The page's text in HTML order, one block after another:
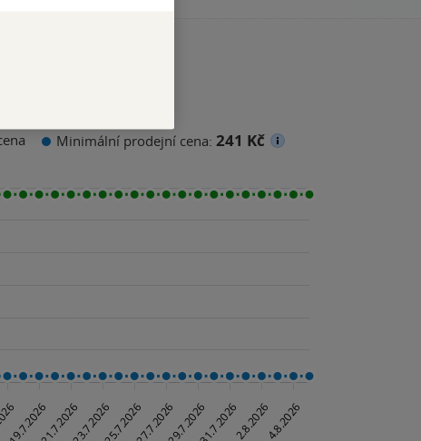
Minimální prodejní cena: 241 Kč